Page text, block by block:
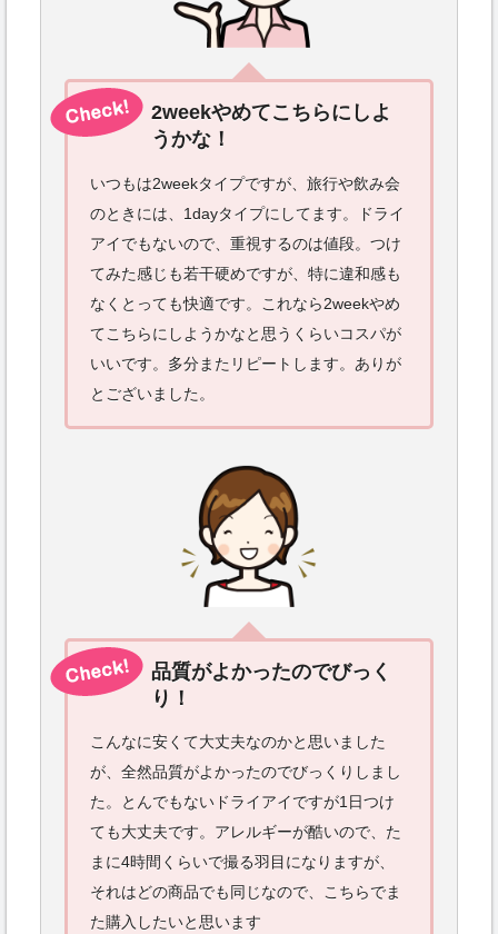
2weekやめてこちらにしよ
うかな！
いつもは2weekタイプですが、旅行や飲み会
のときには、1dayタイプにしてます。ドライ
アイでもないので、重視するのは値段。つけ
てみた感じも若干硬めですが、特に違和感も
なくとっても快適です。これなら2weekやめ
てこちらにしようかなと思うくらいコスパが
いいです。多分またリピートします。ありが
とございました。
品質がよかったのでびっく
り！
こんなに安くて大丈夫なのかと思いました
が、全然品質がよかったのでびっくりしまし
た。とんでもないドライアイですが1日つけ
ても大丈夫です。アレルギーが酷いので、た
まに4時間くらいで撮る羽目になりますが、
それはどの商品でも同じなので、こちらでま
た購入したいと思います